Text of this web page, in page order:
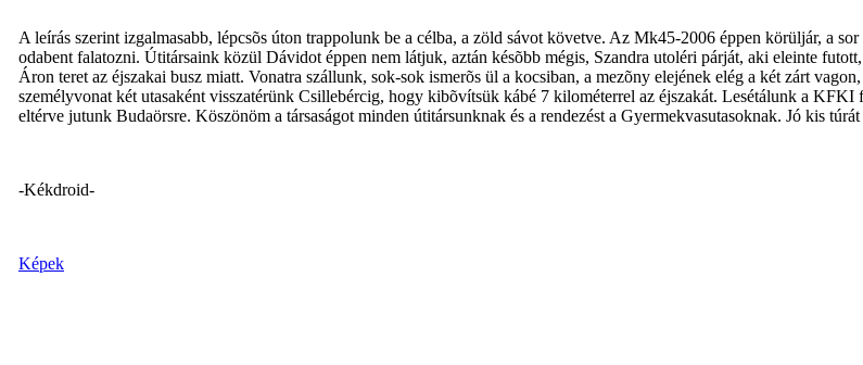
A leírás szerint izgalmasabb, lépcsõs úton trappolunk be a célba, a zöld sávot követve. Az Mk45-2006 éppen körüljár, a
odabent falatozni. Útitársaink közül Dávidot éppen nem látjuk, aztán késõbb mégis, Szandra utoléri párját, aki eleinte
Áron teret az éjszakai busz miatt. Vonatra szállunk, sok-sok ismerõs ül a kocsiban, a mezõny elejének elég a két zárt
személyvonat két utasaként visszatérünk Csillebércig, hogy kibõvítsük kábé 7 kilométerrel az éjszakát. Lesétálunk a
eltérve jutunk Budaörsre. Köszönöm a társaságot minden útitársunknak és a rendezést a Gyermekvasutasoknak. Jó kis
-Kékdroid-
Képek